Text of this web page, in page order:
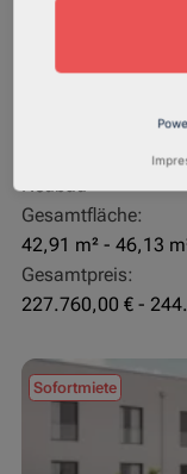
3,60 %
Objekteigenschaft:
Neubau
Gesamtfläche:
42,91 m² - 46,13
Gesamtpreis:
Sofortmiete